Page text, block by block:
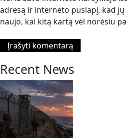
adresą ir interneto puslapį, kad
naujo, kai kitą kartą vėl norėsiu
Recent News